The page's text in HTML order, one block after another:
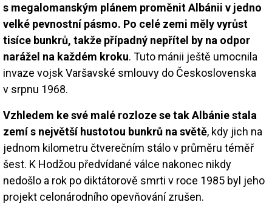
s megalomanským plánem proměnit Albánii v jedno
velké pevnostní pásmo. Po celé zemi měly vyrůst
tisíce bunkrů, takže případný nepřítel by na odpor
narážel na každém kroku. Tuto mánii ještě umocnila
invaze vojsk Varšavské smlouvy do Československa
v srpnu 1968.
Vzhledem ke své malé rozloze se tak Albánie stala
zemí s největší hustotou bunkrů na světě, kdy jich na
jednom kilometru čtverečním stálo v průměru téměř
šest. K Hodžou předvídané válce nakonec nikdy
nedošlo a rok po diktátorově smrti v roce 1985 byl jeho
projekt celonárodního opevňování zrušen.